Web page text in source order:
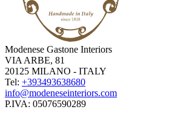
Modenese Gastone Interiors
VIA ARBE, 81
20125 MILANO - ITALY
Tel: +393493638680
info@modeneseinteriors.com
P.IVA: 05076590289